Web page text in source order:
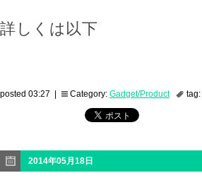
詳しくは以下
posted 03:27 | Category: Gadget/Product tag:
2014年05月18日